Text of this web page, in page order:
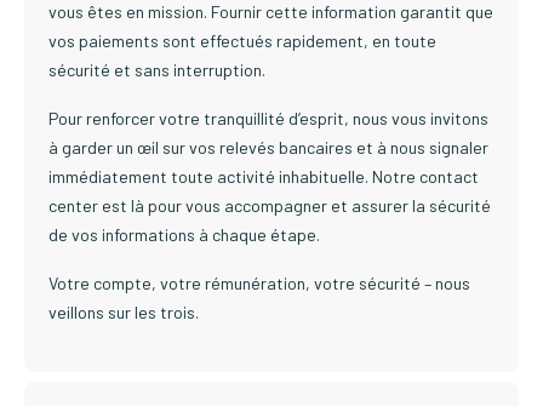
vous êtes en mission. Fournir cette information garantit que
vos paiements sont effectués rapidement, en toute
sécurité et sans interruption.
Pour renforcer votre tranquillité d’esprit, nous vous invitons
à garder un œil sur vos relevés bancaires et à nous signaler
immédiatement toute activité inhabituelle. Notre contact
center est là pour vous accompagner et assurer la sécurité
de vos informations à chaque étape.
Votre compte, votre rémunération, votre sécurité – nous
veillons sur les trois.